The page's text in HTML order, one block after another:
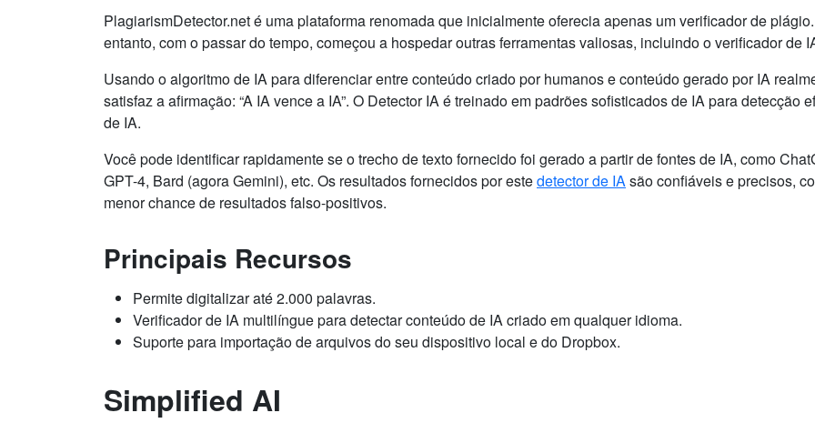
PlagiarismDetector.net é uma plataforma renomada que inicialmente oferecia apenas um verificador de
entanto, com o passar do tempo, começou a hospedar outras ferramentas valiosas, incluindo o verificador de
Usando o algoritmo de IA para diferenciar entre conteúdo criado por humanos e conteúdo gerado por IA
satisfaz a afirmação: “A IA vence a IA”. O Detector IA é treinado em padrões sofisticados de IA para detecção
de IA.
Você pode identificar rapidamente se o trecho de texto fornecido foi gerado a partir de fontes de IA, como
GPT-4, Bard (agora Gemini), etc. Os resultados fornecidos por estedetector de IAsão confiáveis ​​e precisos,
menor chance de resultados falso-positivos.
Principais Recursos
Permite digitalizar até 2.000 palavras.
Verificador de IA multilíngue para detectar conteúdo de IA criado em qualquer idioma.
Suporte para importação de arquivos do seu dispositivo local e do Dropbox.
Simplified AI